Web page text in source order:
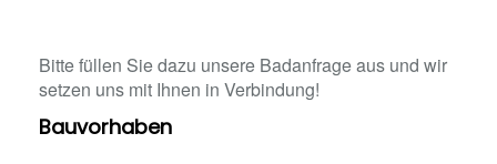
Bitte füllen Sie dazu unsere Badanfrage aus und wir
setzen uns mit Ihnen in Verbindung!
Bauvorhaben